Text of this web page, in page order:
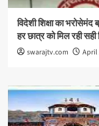
विदेशी शिक्षा का
हर छात्र को मिल रही सही
swarajtv.com April